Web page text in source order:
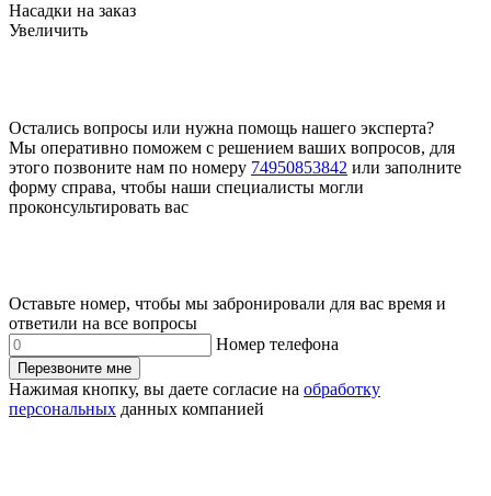
Насадки на заказ
Увеличить
Остались вопросы или нужна помощь нашего эксперта?
Мы оперативно поможем с решением ваших вопросов, для
этого позвоните нам по номеру 74950853842 или заполните
форму справа, чтобы наши специалисты могли
проконсультировать вас
Оставьте номер, чтобы мы забронировали для вас время и
ответили на все вопросы
Номер телефона
Перезвоните мне
Нажимая кнопку, вы даете согласие на обработку
персональных данных компанией